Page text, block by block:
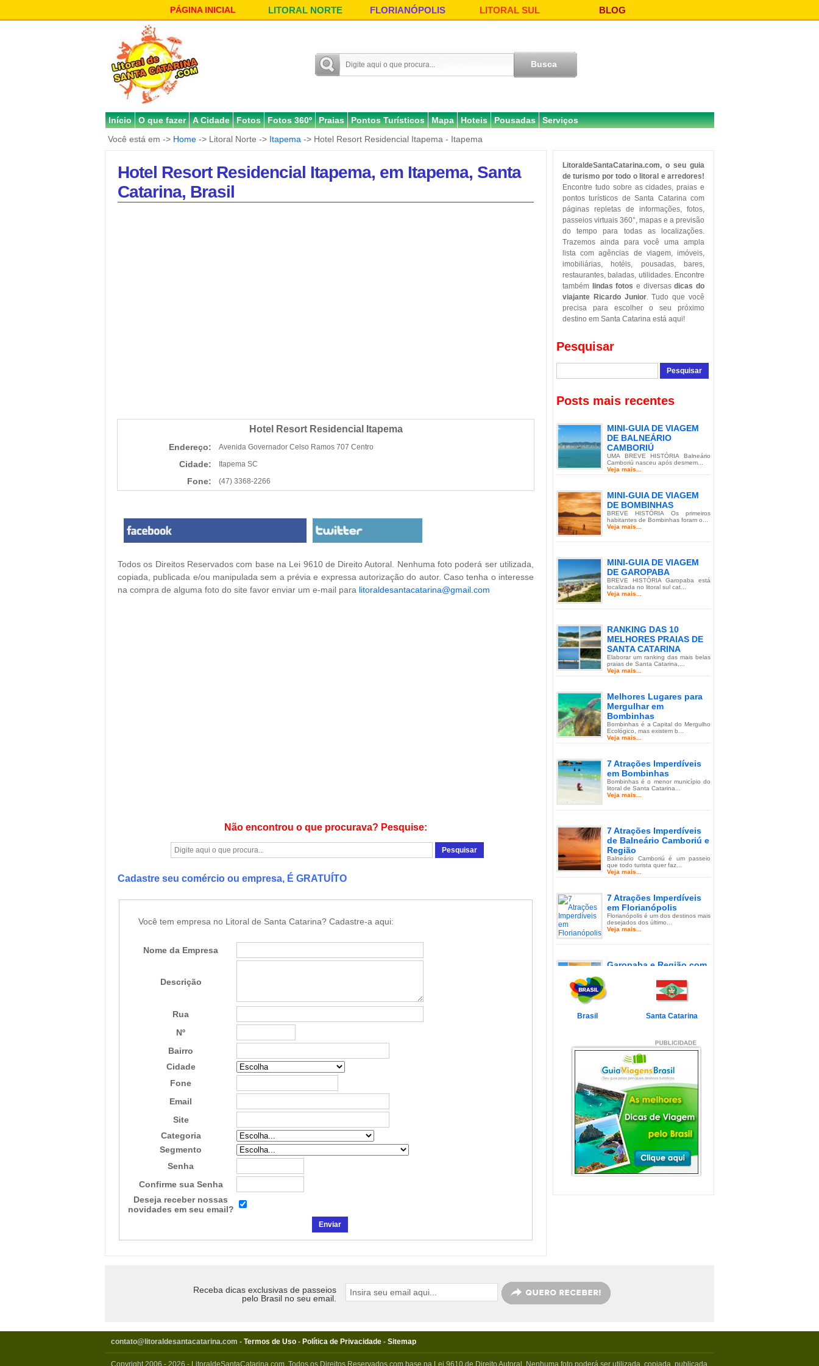
PÁGINA INICIAL LITORAL NORTE FLORIANÓPOLIS LITORAL SUL BLOG
Início O que fazer A Cidade Fotos Fotos 360º Praias Pontos Turísticos Mapa Hoteis Pousadas
Serviços
Você está em -> Home -> Litoral Norte -> Itapema -> Hotel Resort Residencial Itapema - Itapema
Hotel Resort Residencial Itapema, em Itapema, Santa
Catarina, Brasil
Hotel Resort Residencial Itapema
Endereço: Avenida Governador Celso Ramos 707 Centro
Cidade: Itapema SC
Fone: (47) 3368-2266
Todos os Direitos Reservados com base na Lei 9610 de Direito Autoral. Nenhuma foto poderá ser utilizada,
copiada, publicada e/ou manipulada sem a prévia e expressa autorização do autor. Caso tenha o interesse
na compra de alguma foto do site favor enviar um e-mail para litoraldesantacatarina@gmail.com
Não encontrou o que procurava? Pesquise:
Cadastre seu comércio ou empresa, É GRATUÍTO
Você tem empresa no Litoral de Santa Catarina? Cadastre-a aqui:
Nome da Empresa
Descrição
Rua
Nº
Bairro
Cidade
Fone
Email
Site
Categoria
Segmento
Senha
Confirme sua Senha
Deseja receber nossas
novidades em seu email?
LitoraldeSantaCatarina.com, o seu guia
de turismo por todo o litoral e arredores!
Encontre tudo sobre as cidades, praias e
pontos turísticos de Santa Catarina com
páginas repletas de informações, fotos,
passeios virtuais 360°, mapas e a previsão
do tempo para todas as localizações.
Trazemos ainda para você uma ampla
lista com agências de viagem, imóveis,
imobiliárias, hotéis, pousadas, bares,
restaurantes, baladas, utilidades. Encontre
também
lindas fotos e diversasdicas do
viajante Ricardo Junior. Tudo que você
precisa para escolher o seu próximo
destino em Santa Catarina está aqui!
Pesquisar
Posts mais recentes
MINI-GUIA DE VIAGEM
DE BALNEÁRIO
CAMBORIÚ
UMA BREVE HISTÓRIA Balneário
Camboriú nasceu após desmem...
Veja mais...
MINI-GUIA DE VIAGEM
DE BOMBINHAS
BREVE HISTÓRIA Os primeiros
habitantes de Bombinhas foram o...
Veja mais...
MINI-GUIA DE VIAGEM
DE GAROPABA
BREVE HISTÓRIA Garopaba está
localizada no litoral sul cat...
Veja mais...
RANKING DAS 10
MELHORES PRAIAS DE
SANTA CATARINA
Elaborar um ranking das mais belas
praias de Santa Catarina,...
Veja mais...
Melhores Lugares para
Mergulhar em
Bombinhas
Bombinhas é a Capital do Mergulho
Ecológico, mas existem b...
Veja mais...
7 Atrações Imperdíveis
em Bombinhas
Bombinhas é o menor município do
litoral de Santa Catarina...
Veja mais...
7 Atrações Imperdíveis
de Balneário Camboriú e
Região
Balneário Camboriú é um passeio
que todo turista quer faz...
Veja mais...
7 Atrações Imperdíveis
em Florianópolis
Florianópolis é um dos destinos mais
desejados dos último...
Veja mais...
Garopaba e Região com
Garopaba é um município de Santa
Catarina a 80 quilômetro...
Veja mais...
com Crianças
Simplesmente magnífico! Assim
pode ser descrito o Litoral d...
Veja mais...
Balneário Camboriú e
arredores com Crianças
Balneário Camboriú fica em Santa
Catarina, mais especifica...
Veja mais...
Florianópolis com
crianças: as melhores
5 PRAIAS DE FLORIPA
Brasil Santa Catarina
Receba dicas exclusivas de passeios
pelo Brasil no seu email.
contato@litoraldesantacatarina.com - Termos de Uso - Política de Privacidade - Sitemap
Copyright 2006 - 2026 - LitoraldeSantaCatarina.com. Todos os Direitos Reservados com base na Lei 9610 de Direito Autoral. Nenhuma foto poderá ser utilizada, copiada, publicada